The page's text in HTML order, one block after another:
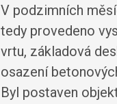
V podzimních
tedy provedeno
vrtu, základová
osazení
Byl postaven